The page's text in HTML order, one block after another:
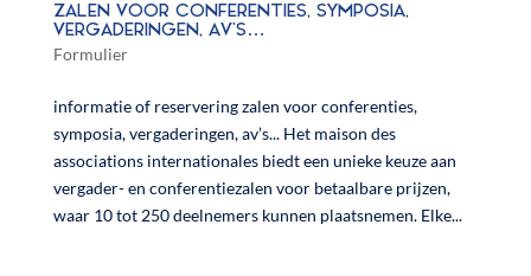
ZALEN VOOR CONFERENTIES, SYMPOSIA,
VERGADERINGEN, AV’S…
Formulier
informatie of reservering zalen voor conferenties,
symposia, vergaderingen, av’s... Het maison des
associations internationales biedt een unieke keuze aan
vergader- en conferentiezalen voor betaalbare prijzen,
waar 10 tot 250 deelnemers kunnen plaatsnemen. Elke...